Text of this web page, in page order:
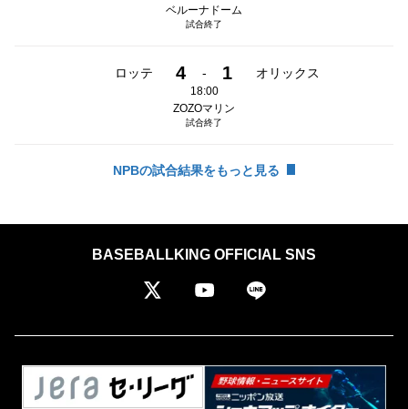
ベルーナドーム
試合終了
ロッテ 4 - 1 オリックス
18:00
ZOZOマリン
試合終了
NPBの試合結果をもっと見る
BASEBALLKING OFFICIAL SNS